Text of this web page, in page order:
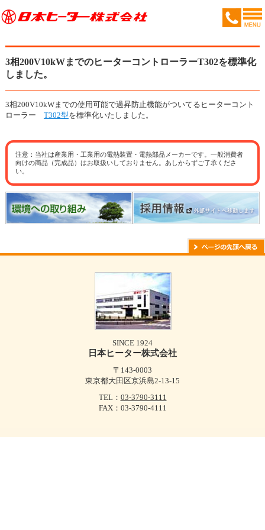
3相200V10kWまでのヒーターコントローラーT302を標準化
しました。
3相200V10kWまでの使用可能で過昇防止機能がついてるヒーターコント
ローラー T302型を標準化いたしました。
注意：当社は産業用・工業用の電熱装置・電熱部品メーカーです。一般消費者
向けの商品（完成品）はお取扱いしておりません。あしからずご了承くださ
い。
SINCE 1924
日本ヒーター株式会社
〒143-0003
東京都大田区京浜島2-13-15
TEL： 03-3790-3111
FAX：03-3790-4111